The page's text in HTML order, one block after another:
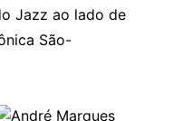
Jazz ao lado de
São-